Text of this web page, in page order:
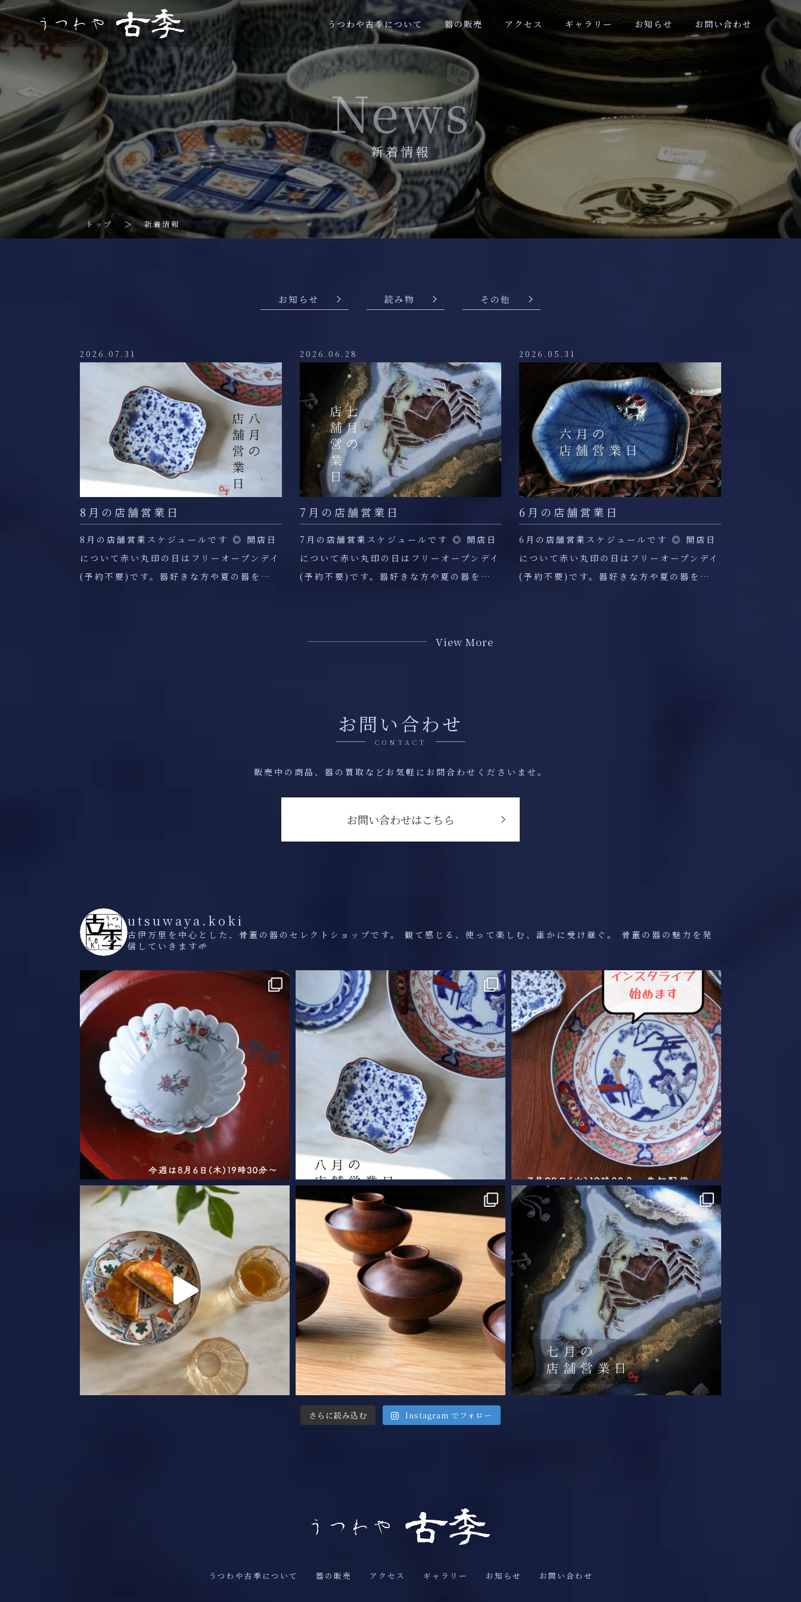
うつわや古季について 器の販売 アクセス ギャラリー お知らせ お問い合わせ
News
新着情報
トップ > 新着情報
お知らせ 読み物 その他
2026.07.31
8月の店舗営業日
8月の店舗営業スケジュールです ◎ 開店日
について赤い丸印の日はフリーオープンデイ
(予約不要)です。器好きな方や夏の器を…
2026.06.28
7月の店舗営業日
7月の店舗営業スケジュールです ◎ 開店日
について赤い丸印の日はフリーオープンデイ
(予約不要)です。器好きな方や夏の器を…
2026.05.31
6月の店舗営業日
6月の店舗営業スケジュールです ◎ 開店日
について赤い丸印の日はフリーオープンデイ
(予約不要)です。器好きな方や夏の器を…
View More
お問い合わせ
CONTACT
販売中の商品、器の買取などお気軽にお問合わせくださいませ。
お問い合わせはこちら
utsuwaya.koki
古伊万里を中心とした、骨董の器のセレクトショップです。 観て感じる、使って楽しむ、誰かに受け継ぐ。
骨董の器の魅力を発
信していきます🌱
さらに読み込む Instagram でフォロー
うつわや古季について 器の販売 アクセス ギャラリー お知らせ お問い合わせ